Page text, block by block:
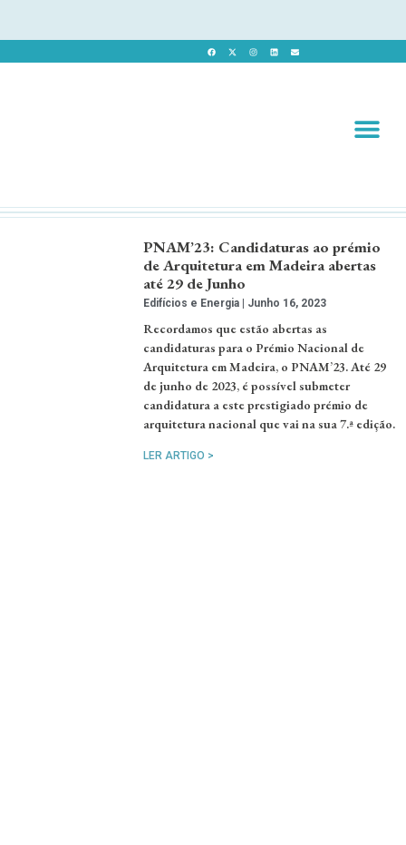
PNAM’23: Candidaturas ao prémio
de Arquitetura em Madeira abertas
até 29 de Junho
Edifícios e Energia Junho 16, 2023
Recordamos que estão abertas as
candidaturas para o Prémio Nacional de
Arquitetura em Madeira, o PNAM’23. Até 29
de junho de 2023, é possível submeter
candidatura a este prestigiado prémio de
arquitetura nacional que vai na sua 7.ª edição.
LER ARTIGO >